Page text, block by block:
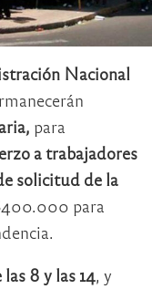
Nacional
para
a trabajadores
solicitud de la
para
8 y las 14, y